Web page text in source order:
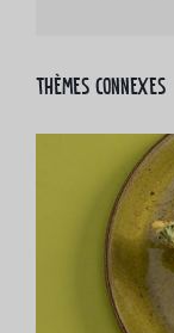
Thèmes connexes